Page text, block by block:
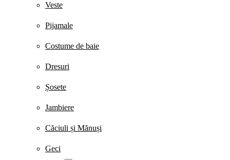
Veste
Pijamale
Costume de baie
Dresuri
Șosete
Jambiere
Căciuli și Mănuși
Geci